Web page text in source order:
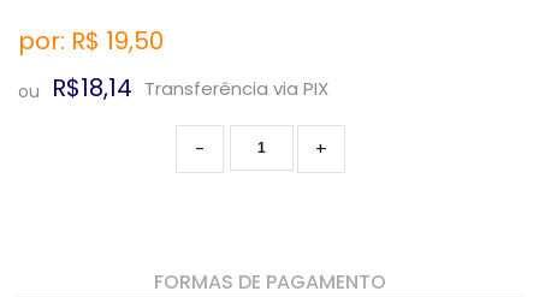
por: R$ 19,50
ou R$18,14 Transferência via PIX
+
-
FORMAS DE PAGAMENTO